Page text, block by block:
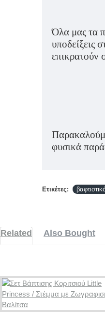
Όλα μας τα
υποδείξεις
επικρατούν
φυσικά
Ετικέτες:
Related Also Bought